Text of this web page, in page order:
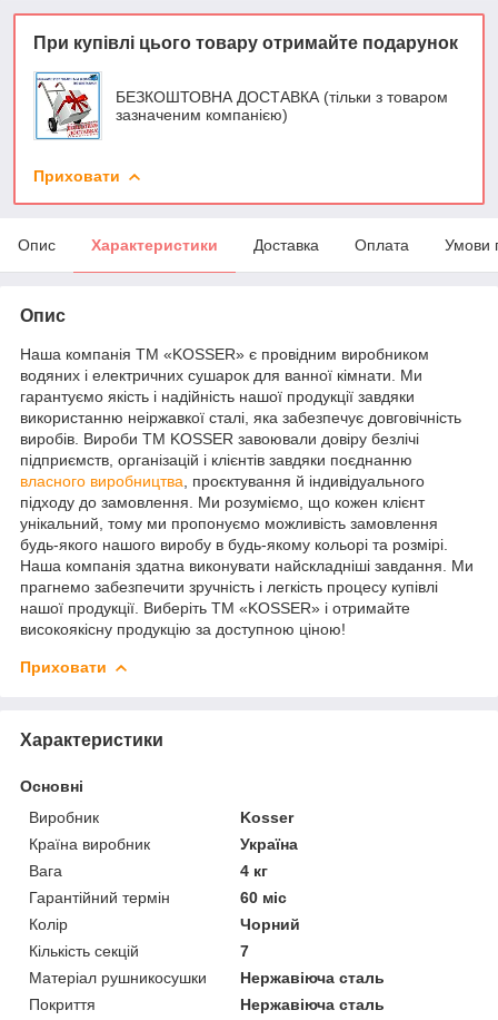
При купівлі цього товару отримайте подарунок
БЕЗКОШТОВНА ДОСТАВКА (тільки з товаром
зазначеним компанією)
Приховати
Опис Характеристики Доставка Оплата Умови
Опис
Наша компанія ТМ «KOSSER» є провідним виробником
водяних і електричних сушарок для ванної кімнати. Ми
гарантуємо якість і надійність нашої продукції завдяки
використанню неіржавкої сталі, яка забезпечує довговічність
виробів. Вироби ТМ KOSSER завоювали довіру безлічі
підприємств, організацій і клієнтів завдяки поєднанню
власного виробництва , проєктування й індивідуального
підходу до замовлення. Ми розуміємо, що кожен клієнт
унікальний, тому ми пропонуємо можливість замовлення
будь-якого нашого виробу в будь-якому кольорі та розмірі.
Наша компанія здатна виконувати найскладніші завдання. Ми
прагнемо забезпечити зручність і легкість процесу купівлі
нашої продукції. Виберіть ТМ «KOSSER» і отримайте
високоякісну продукцію за доступною ціною!
Приховати
Характеристики
Основні
Виробник
Kosser
Країна виробник
Україна
Вага
4 кг
Гарантійний термін
60 міс
Колір
Чорний
Кількість секцій
7
Матеріал рушникосушки
Нержавіюча сталь
Покриття
Нержавіюча сталь